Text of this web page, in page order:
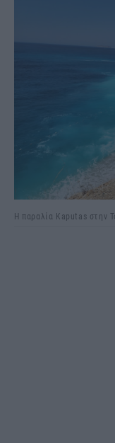
Η παραλία Kaputas στην